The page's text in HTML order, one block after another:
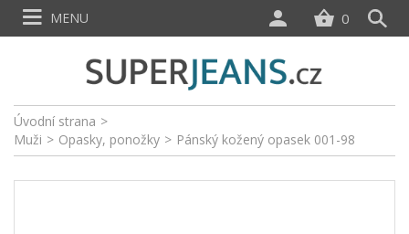
Úvodní strana >
Muži > Opasky, ponožky > Pánský kožený opasek 001-98
0
MENU